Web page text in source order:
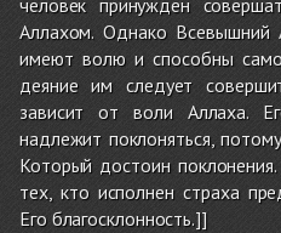
человек принужден
Аллахом. Однако Всевышний
имеют волю и способны
деяние им следует
зависит от воли Аллаха.
надлежит поклоняться,
Который достоин
тех, кто исполнен страха
Его благосклонность.]]